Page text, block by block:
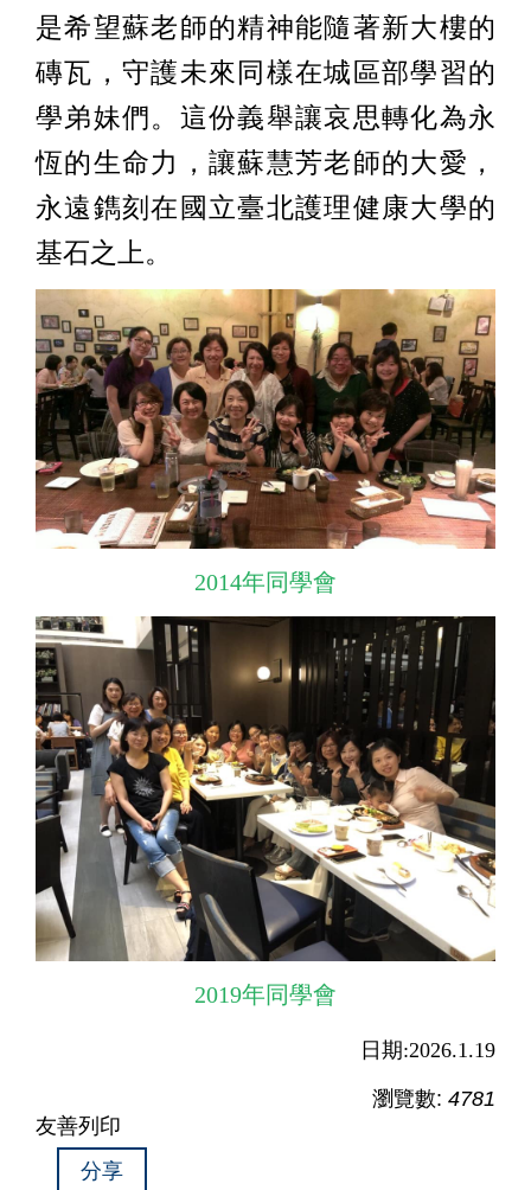
是希望蘇老師的精神能隨著新大樓的
磚瓦，守護未來同樣在城區部學習的
學弟妹們。這份義舉讓哀思轉化為永
恆的生命力，讓蘇慧芳老師的大愛，
永遠鐫刻在國立臺北護理健康大學的
基石之上。
2014年同學會
2019年同學會
日期:2026.1.19
瀏覽數: 4781
友善列印
分享